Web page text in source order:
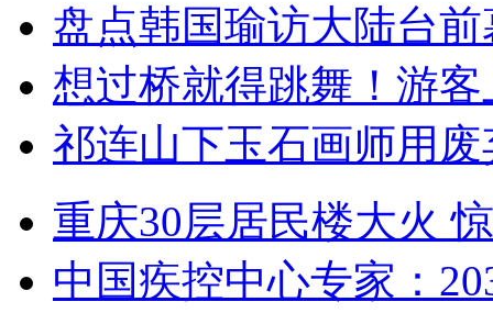
盘点韩国瑜访大陆台
想过桥就得跳舞！游客
祁连山下玉石画师用
重庆30层居民楼大火
中国疾控中心专家：